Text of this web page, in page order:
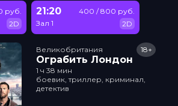
руб.
2D
21:20
Зал 1
400 / 800 руб.
2D
Великобритания
Ограбить Лондон
18+
1 ч 38 мин
боевик, триллер, криминал,
детектив